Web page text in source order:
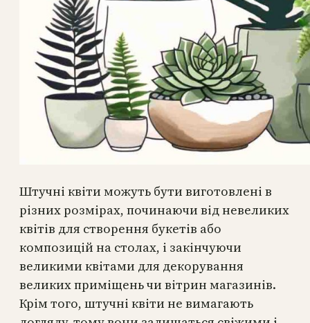
Штучні квіти можуть бути виготовлені в
різних розмірах, починаючи від невеликих
квітів для створення букетів або
композицій на столах, і закінчуючи
великими квітами для декорування
великих приміщень чи вітрин магазинів.
Крім того, штучні квіти не вимагають